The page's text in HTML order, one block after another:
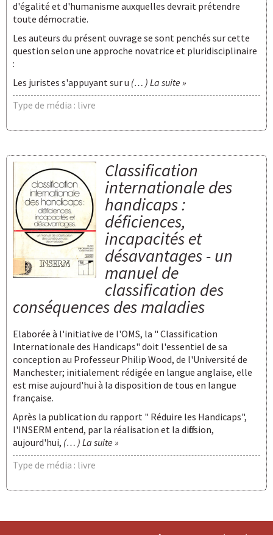
d'égalité et d'humanisme auxquelles devrait prétendre
toute démocratie.
Les auteurs du présent ouvrage se sont penchés sur cette
question selon une approche novatrice et pluridisciplinaire
:
Les juristes s'appuyant sur u (… ) La suite »
Type de média : livre
Classification
internationale des
handicaps :
déficiences,
incapacités et
désavantages - un
manuel de
classification des
conséquences des maladies
Elaborée à l'initiative de l'OMS, la " Classification
Internationale des Handicaps" doit l'essentiel de sa
conception au Professeur Philip Wood, de l'Université de
Manchester; initialement rédigée en langue anglaise, elle
est mise aujourd'hui à la disposition de tous en langue
française.
Après la publication du rapport " Réduire les Handicaps",
l'INSERM entend, par la réalisation et la diffusion,
aujourd'hui, (… ) La suite »
Type de média : livre